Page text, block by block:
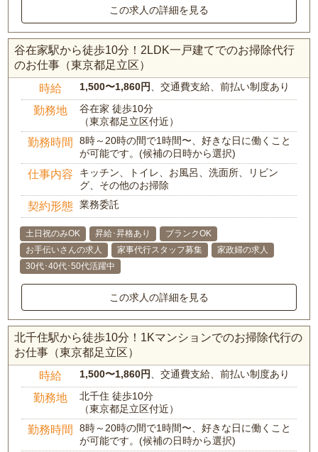
この求人の詳細を見る
谷在家駅から徒歩10分！2LDK一戸建てでのお掃除代行
のお仕事（東京都足立区）
時給 1,500〜1,860円 、交通費支給、前払い制度あり
勤務地
谷在家 徒歩10分
（東京都足立区付近）
勤務時間
8時～20時の間で1時間〜、好きな日に働くこと
が可能です。(候補の日時から選択)
仕事内容
キッチン、トイレ、お風呂、洗面所、リビン
グ、その他のお掃除
契約形態 業務委託
土日祝のみOK 昇給･昇格あり
ブランクOK
お手伝いさんの求人
家事代行スタッフ募集
家政婦の求人
30代･40代･50代活躍中
この求人の詳細を見る
北千住駅から徒歩10分！1Kマンションでのお掃除代行の
お仕事（東京都足立区）
時給 1,500〜1,860円 、交通費支給、前払い制度あり
勤務地
北千住 徒歩10分
（東京都足立区付近）
勤務時間
8時～20時の間で1時間〜、好きな日に働くこと
が可能です。(候補の日時から選択)